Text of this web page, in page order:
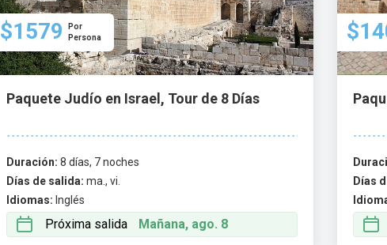
$1579
Por
Persona
Paquete Judío en Israel, Tour de 8 Días
Duración: 8 días, 7 noches
Días de salida: ma., vi.
Idiomas: Inglés
Próxima salida Mañana, ago. 8
Días